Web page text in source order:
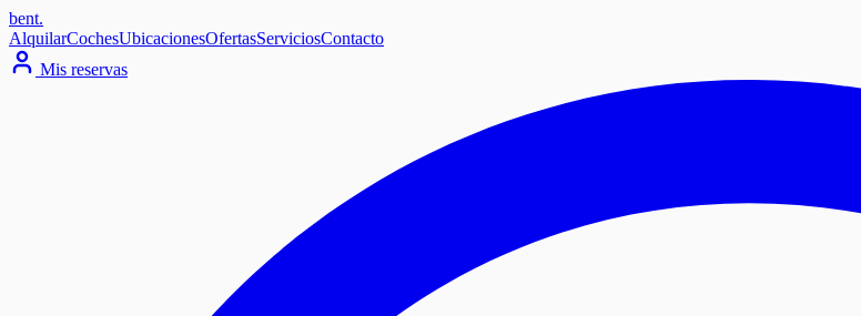
bent.
AlquilarCochesUbicacionesOfertasServiciosContacto
Mis reservas